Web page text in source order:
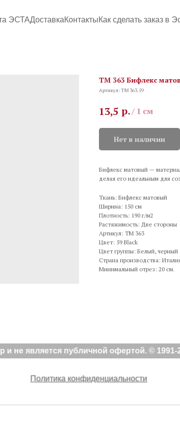
ЭСТАДоставкаКонтактыКак сделать заказ в
TM 363 Бифлекс
Артикул:TM 363.59
13,5 р./ 1 см
Нет в наличии
Бифлекс матовый —
делая его идеальным для
Ткань: Бифлекс матовый
Ширина: 150 см
Плотность: 190 г/м2
Растяжимость: Две стороны
Артикул: TM 363
Цвет: 59 Black
Цвет группы: Белый, черный
Страна производства:
Минимальный отрез: 20 см.
не является публичной офертой. © 1991-
Политика конфиденциальности